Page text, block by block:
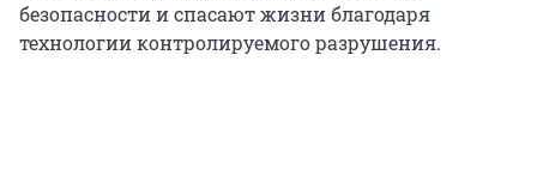
безопасности и спасают жизни благодаря
технологии контролируемого разрушения.